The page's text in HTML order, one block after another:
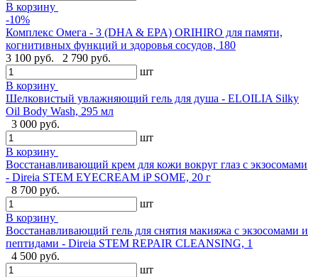
В корзину
-10%
Комплекс Омега - 3 (DHA & EPA) ORIHIRO для памяти,
когнитивных функций и здоровья сосудов, 180
3 100 руб.
2 790 руб.
шт
В корзину
Шелковистый увлажняющий гель для душа - ELOILIA Silky
Oil Body Wash, 295 мл
3 000 руб.
шт
В корзину
Восстанавливающий крем для кожи вокруг глаз с экзосомами
- Direia STEM EYECREAM iP SOME, 20 г
8 700 руб.
шт
В корзину
Восстанавливающий гель для снятия макияжа с экзосомами и
пептидами - Direia STEM REPAIR CLEANSING, 1
4 500 руб.
шт